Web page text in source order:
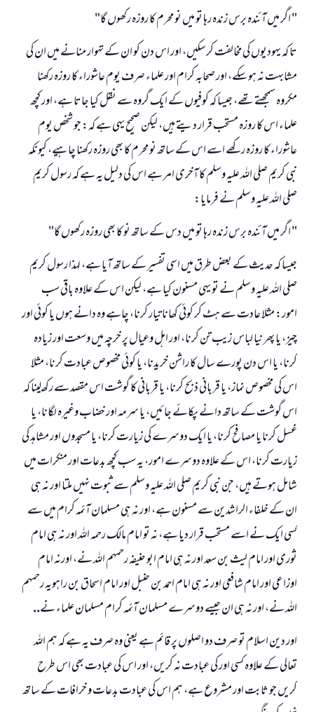
" اگر ميں آئندہ برس زندہ رہا تو ميں نو محرم كا روزہ ركھوں گا"
تا كہ يہوديوں كى مخالفت كرسكيں، اور اس دن كو ان كے تہوار منانے ميں ان كى
مشابہت نہ ہو سكے، اور صحابہ كرام اور علماء صرف يوم عاشوراء كا روزہ ركھنا
مكروہ سمجھتے تھے، جيسا كہ كوفيوں كے ايك گروہ سے نقل كيا جاتا ہے، اور كچھ
علماء اس كا روزہ مستحب قرار ديتے ہيں، ليكن صحيح يہى ہے كہ: جو شخص يوم
عاشوراء كا روزہ ركھے اسے اس كے ساتھ نو محرم كا بھى روزہ ركھنا چاہيے، كيونكہ
نبى كريم صلى اللہ عليہ وسلم كا آخرى امر ہے اس كى دليل يہ ہے كہ رسول كريم
صلى اللہ عليہ وسلم نے فرمايا:
" اگر ميں آئندہ برس زندہ رہا تو ميں دس كے ساتھ نو كا بھى روزہ ركھوں گا"
جيسا كہ حديث كے بعض طرق ميں اسى تفسير كے ساتھ آيا ہے، لہذا رسول كريم
صلى اللہ عليہ وسلم نے تو يہى مسنون كيا ہے، ليكن اس كے علاوہ باقى سب
امور: مثلا عادت سے ہٹ كر كوئى كھانا تيار كرنا، چاہے وہ دانے ہوں يا كوئى اور
چيز، يا پھر نيا لباس زيب تن كرنا، اور اہل وعيال پر خرچہ ميں وسعت اور زيادہ
كرنا، يا اس دن پورے سال كا راشن خريدنا، يا كوئى مخصوص عبادت كرنا، مثلا
اس كى مخصوص نماز، يا قربانى ذبح كرنا، يا قربانى كا گوشت اس مقصد سے ركھـ لينا كہ
اس گوشت كے ساتھ دانے پكائے جائيں، يا سرمہ اور خضاب وغيرہ لگانا، يا
غسل كرنا يا مصافح كرنا، يا ايك دوسرے كى زيارت كرنا، يا مسجدوں اور مشاہد كى
زيارت كرنا، اس كے علاوہ دوسرے امور، يہ سب كچھ بدعات اور منكرات ميں
شامل ہوتے ہيں، جن نبى كريم صلى اللہ عليہ وسلم سے ثبوت نہيں ملتا اور نہ ہى
ان كے خلفاء الراشدين سے مسنون ہے، اور نہ ہى مسلمان آئمہ كرام ميں سے
كسى ايك نے اسے مستحب قرار ديا ہے، نہ تو امام مالك رحمہ اللہ اور نہ ہى امام
ثورى اور امام ليث بن سعد اور نہ ہى امام ابو حنيفہ رحمہم اللہ نے، اورنہ امام
اوزاعى اور امام شافعى اور نہ ہى امام احمد بن حنبل اور امام اسحاق بن راہويہ رحمہم
اللہ نے، اور نہ ہى ان جيسے دوسرے مسلمان آئمہ كرام مسلمان علماء نے..
اور دين اسلام تو صرف دو اصلوں پر قائم ہے يعنى وہ صرف يہ ہے كہ ہم اللہ
تعالى كے علاوہ كسى اور كى عبادت نہ كريں، اور اس كى عبادت بھى اس طرح
كريں جو ثابت اور مشروع ہے، ہم اس كى عبادت بدعات و خرافات كے ساتھ